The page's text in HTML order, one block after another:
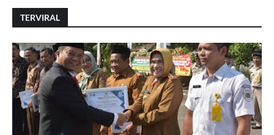
TERVIRAL